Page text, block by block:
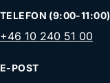
TELEFON (9:00-11:00)
+46 10 240 51 00
E-POST